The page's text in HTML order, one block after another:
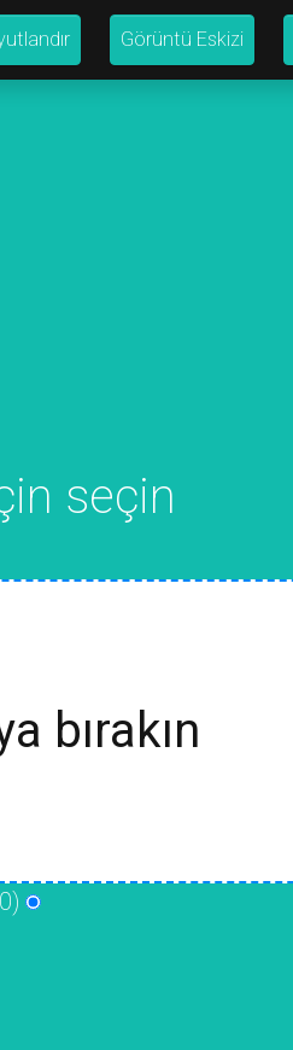
Görüntü Eskizi
seçin
bırakın